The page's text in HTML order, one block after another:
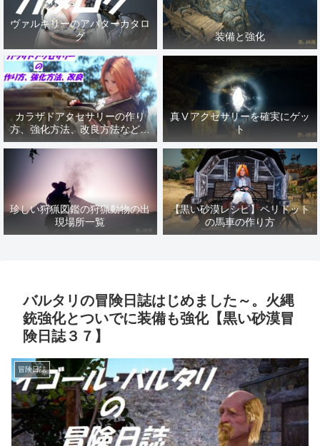
ヴァルキリーのアバターカタロ
グ
装備と強化
カラザドアクセサリーの作り
方、強化方法、改良方法などま
とめ【黒い砂漠冒険日誌１４１
真Ⅴアクセサリーを確実にゲッ
ト
珍しい狩猟図鑑の狩猟動物の出
現場所一覧
【黒い砂漠レシピ】ペリドット
の馬車の作り方
バルタリの冒険日誌はじめました～。火縄
銃強化とついでに装備も強化【黒い砂漠冒
険日誌３７】
冒険日誌